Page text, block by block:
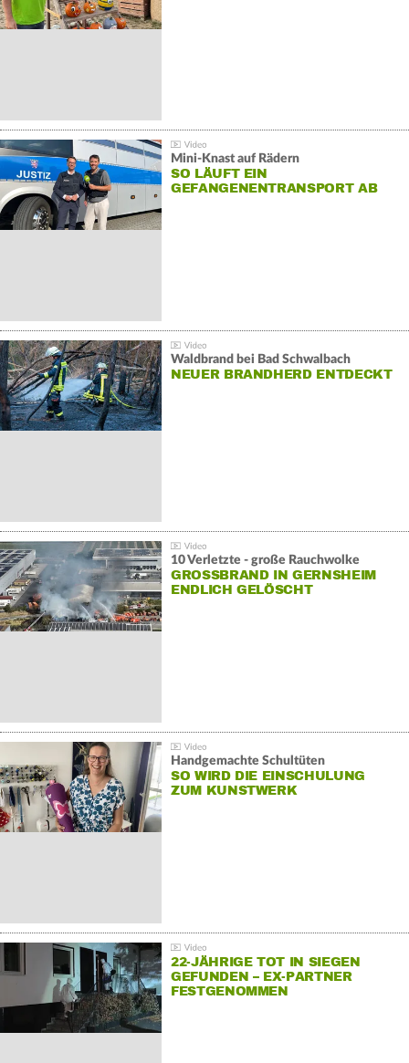
Mini-Knast auf Rädern
SO LÄUFT EIN
GEFANGENENTRANSPORT AB
Waldbrand bei Bad Schwalbach
NEUER BRANDHERD ENTDECKT
10 Verletzte - große Rauchwolke
GROSSBRAND IN GERNSHEIM E
NDLICH GELÖSCHT
Handgemachte Schultüten
SO WIRD DIE EINSCHULUNG
ZUM KUNSTWERK
22-JÄHRIGE TOT IN SIEGEN
GEFUNDEN – EX-PARTNER
FESTGENOMMEN